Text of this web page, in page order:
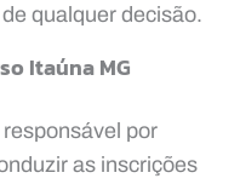
qualquer decisão.
Itaúna MG
por
as inscrições